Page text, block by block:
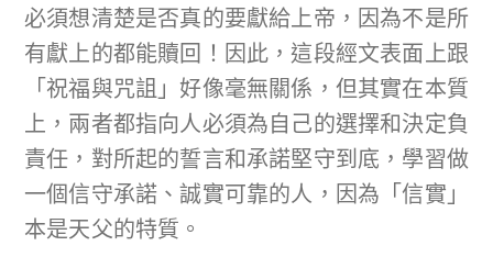
必須想清楚是否真的要獻給上帝，因為不是所
有獻上的都能贖回！因此，這段經文表面上跟
「祝福與咒詛」好像毫無關係，但其實在本質
上，兩者都指向人必須為自己的選擇和決定負
責任，對所起的誓言和承諾堅守到底，學習做
一個信守承諾、誠實可靠的人，因為「信實」
本是天父的特質。